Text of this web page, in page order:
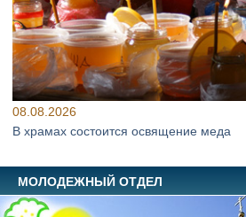
08.08.2026
В храмах состоится освящение меда
МОЛОДЕЖНЫЙ ОТДЕЛ